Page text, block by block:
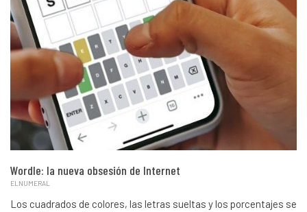
Wordle: la nueva obsesión de Internet
ELNUMERAL
Los cuadrados de colores, las letras sueltas y los porcentajes se